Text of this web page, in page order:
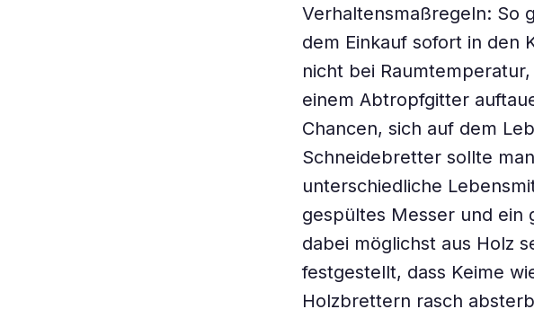
Verhaltensmaßregeln: So
dem Einkauf sofort in den
nicht bei
einem Abtropfgitter
Chancen, sich auf dem
Schneidebretter sollte
unterschiedliche
gespültes Messer und ein
dabei möglichst aus Holz
festgestellt, dass Keime
Holzbrettern rasch